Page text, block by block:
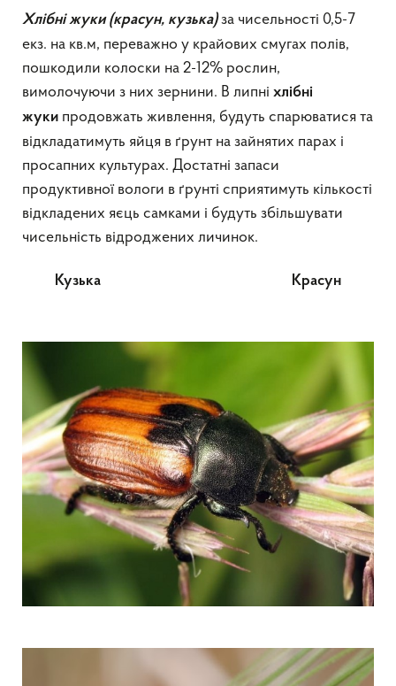
Хлібні жуки (красун, кузька)за чисельності 0,5-7
екз. на кв.м, переважно у крайових смугах полів,
пошкодили колоски на 2-12% рослин,
вимолочуючи з них зернини. В липні хлібні
жуки продовжать живлення, будуть спарюватися та
відкладатимуть яйця в ґрунт на зайнятих парах і
просапних культурах. Достатні запаси
продуктивної вологи в ґрунті сприятимуть кількості
відкладених яєць самками і будуть збільшувати
чисельність відроджених личинок.
Кузька Красун